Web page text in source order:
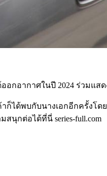
กอากาศในปี 2024 ร่วมแ
ได้พบกับนางเอกอีกครั้งโ
นุกต่อได้ที่นี่ series-full.com